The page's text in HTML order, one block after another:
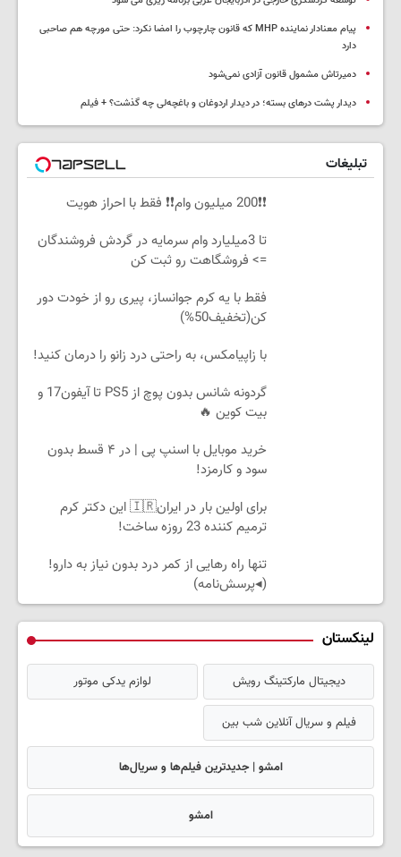
پیام معنادار نماینده MHP که قانون چارچوب را امضا نکرد: حتی مورچه هم صاحبی
دارد
دمیرتاش مشمول قانون آزادی نمی‌شود
دیدار پشت درهای بسته؛ در دیدار اردوغان و باغچه‌لی چه گذشت؟ + فیلم
تبلیغات
❗❗200 میلیون وام❗❗ فقط با احراز هویت
تا 3میلیارد وام سرمایه در گردش فروشندگان
=> فروشگاهت رو ثبت کن
فقط با یه کرم جوانساز، پیری رو از خودت دور
کن(تخفیف50%)
با زاپیامکس، به راحتی درد زانو را درمان کنید!
گردونه شانس بدون پوچ از PS5 تا آیفون17 و
بیت کوین 🔥
خرید موبایل با اسنپ پی | در ۴ قسط بدون
سود و کارمزد!
برای اولین بار در ایران🇮🇷 این دکتر کرم
ترمیم کننده 23 روزه ساخت!
تنها راه رهایی از کمر درد بدون نیاز به دارو!
(◂پرسش‌نامه)
لینکستان
دیجیتال مارکتینگ رویش لوازم یدکی موتور
فیلم و سریال آنلاین شب بین
امشو | جدیدترین فیلم‌ها و سریال‌ها
امشو